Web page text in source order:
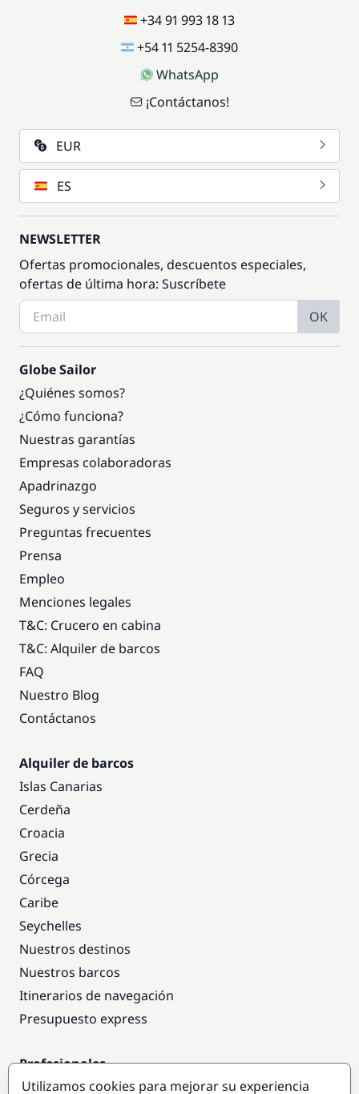
+34 91 993 18 13
+54 11 5254-8390
WhatsApp
¡Contáctanos!
EUR
ES
NEWSLETTER
Ofertas promocionales, descuentos especiales,
ofertas de última hora: Suscríbete
OK
Globe Sailor
¿Quiénes somos?
¿Cómo funciona?
Nuestras garantías
Empresas colaboradoras
Apadrinazgo
Seguros y servicios
Preguntas frecuentes
Prensa
Empleo
Menciones legales
T&C: Crucero en cabina
T&C: Alquiler de barcos
FAQ
Nuestro Blog
Contáctanos
Alquiler de barcos
Islas Canarias
Cerdeña
Croacia
Grecia
Córcega
Caribe
Seychelles
Nuestros destinos
Nuestros barcos
Itinerarios de navegación
Presupuesto express
Profesionales
Acceso empresas
Utilizamos cookies para mejorar su experiencia